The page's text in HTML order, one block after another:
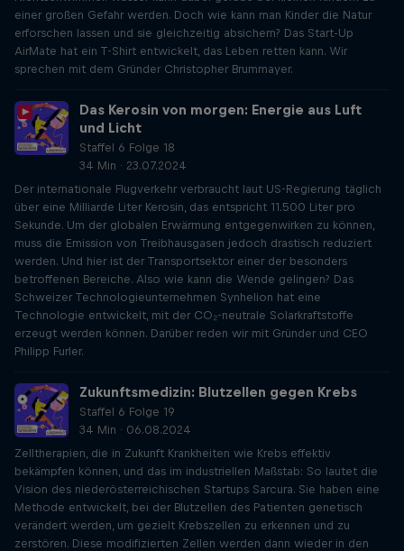
einer großen Gefahr werden. Doch wie kann man Kinder die Natur
erforschen lassen und sie gleichzeitig absichern? Das Start-Up
AirMate hat ein T-Shirt entwickelt, das Leben retten kann. Wir
sprechen mit dem Gründer Christopher Brummayer.
Das Kerosin von morgen: Energie aus Luft
und Licht
Staffel 6 Folge 18
34 Min · 23.07.2024
Der internationale Flugverkehr verbraucht laut US-Regierung täglich
über eine Milliarde Liter Kerosin, das entspricht 11.500 Liter pro
Sekunde. Um der globalen Erwärmung entgegenwirken zu können,
muss die Emission von Treibhausgasen jedoch drastisch reduziert
werden. Und hier ist der Transportsektor einer der besonders
betroffenen Bereiche. Also wie kann die Wende gelingen? Das
Schweizer Technologieunternehmen Synhelion hat eine
Technologie entwickelt, mit der CO₂-neutrale Solarkraftstoffe
erzeugt werden können. Darüber reden wir mit Gründer und CEO
Philipp Furler.
Zukunftsmedizin: Blutzellen gegen Krebs
Staffel 6 Folge 19
34 Min · 06.08.2024
Zelltherapien, die in Zukunft Krankheiten wie Krebs effektiv
bekämpfen können, und das im industriellen Maßstab: So lautet die
Vision des niederösterreichischen Startups Sarcura. Sie haben eine
Methode entwickelt, bei der Blutzellen des Patienten genetisch
verändert werden, um gezielt Krebszellen zu erkennen und zu
zerstören. Diese modifizierten Zellen werden dann wieder in den